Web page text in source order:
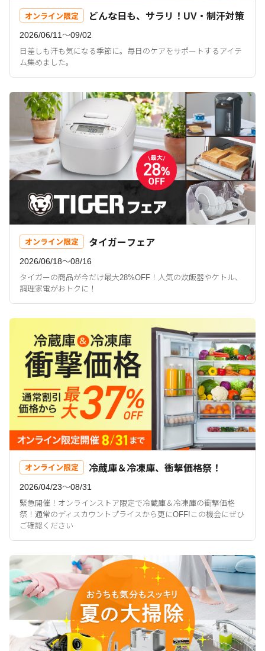
オンライン限定 どんな日も、サラリ！UV・制汗対策
2026/06/11〜09/02
日差しも汗も気になる季節に。毎日のケアをサポートするアイテ
ム集めました。
オンライン限定 タイガーフェア
2026/06/18〜08/16
タイガーの商品が今だけ最大28%OFF！人気の炊飯器やケトル、
調理家電がおトクに！
オンライン限定 冷蔵庫＆冷凍庫、衝撃価格祭！
2026/04/23〜08/31
緊急開催！オンラインストア限定で冷蔵庫＆冷凍庫の衝撃価格
祭！通常のディスカウントプライスから更にOFF!この機会にぜひ
ご確認ください